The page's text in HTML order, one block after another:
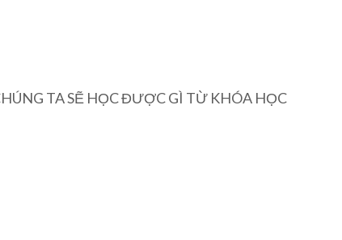
TA SẼ HỌC ĐƯỢC GÌ TỪ KHÓA HỌC